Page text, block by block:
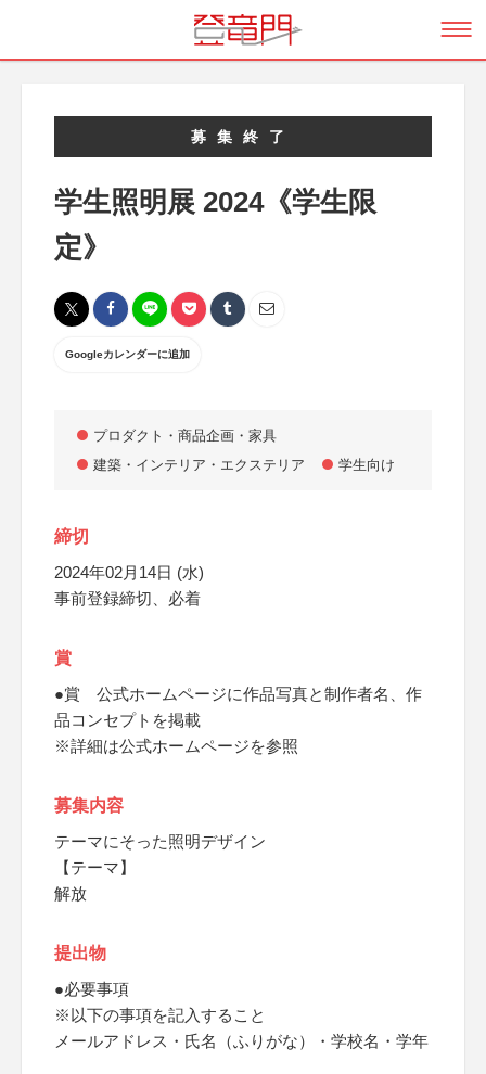
募集終了
学生照明展 2024《学生限
定》
Googleカレンダーに追加
プロダクト・商品企画・家具
建築・インテリア・エクステリア
学生向け
締切
2024年02月14日 (水)
事前登録締切、必着
賞
●賞 公式ホームページに作品写真と制作者名、作
品コンセプトを掲載
※詳細は公式ホームページを参照
募集内容
テーマにそった照明デザイン
【テーマ】
解放
提出物
●必要事項
※以下の事項を記入すること
メールアドレス・氏名（ふりがな）・学校名・学年